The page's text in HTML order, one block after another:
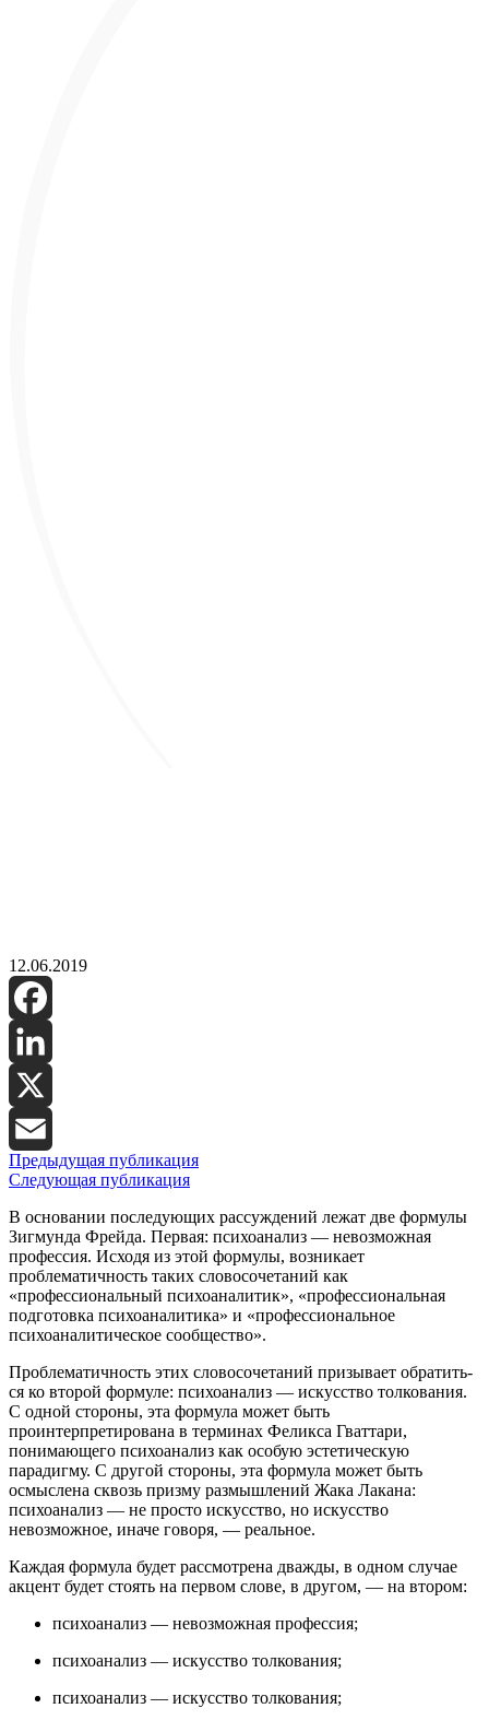
12.06.2019
Facebook
LinkedIn
X
Email
Предыдущая публикация
Следующая публикация
В основании последующих рассуждений лежат две формулы
Зигмунда Фрейда. Первая: психоанализ — невозможная
профес­сия. Исходя из этой формулы, возникает
проблематичность таких словосочетаний как
«профессиональный психоаналитик», «про­фессиональная
подготовка психоаналитика» и «профессиональное
психоаналитическое сообщество».
Проблематичность этих словосочетаний призывает обратить­
ся ко второй формуле: психоанализ — искусство толкования.
С одной стороны, эта формула может быть
проинтерпретирова­на в терминах Феликса Гваттари,
понимающего психоанализ как особую эстетическую
парадигму. С другой стороны, эта формула может быть
осмыслена сквозь призму размышлений Жака Лакана:
психоанализ — не просто искусство, но искусство
невозможное, иначе говоря, — реальное.
Каждая формула будет рассмотрена дважды, в одном случае
акцент будет стоять на первом слове, в другом, — на втором:
психоанализ — невозможная профессия;
психоанализ — искусство толкования;
психоанализ — искусство толкования;